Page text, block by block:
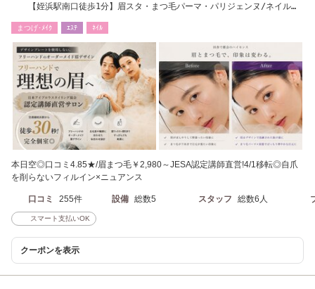
【姪浜駅南口徒歩1分】眉スタ・まつ毛パーマ・パリジェンヌ/ネイル・
まつげ･ﾒｲｸ ｴｽﾃ ﾈｲﾙ
本日空◎口コミ4.85★/眉まつ毛￥2,980～JESA認定講師直営!4/1移転◎自爪
を削らないフィルイン×ニュアンス
口コミ 255件 設備 総数5 スタッフ 総数6人
スマート支払いOK
クーポンを表示